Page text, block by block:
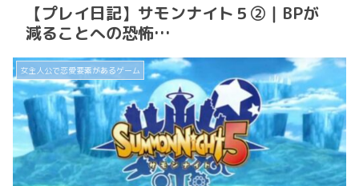
【プレイ日記】サモンナイト５②｜BPが
減ることへの恐怖…
女主人公で恋愛要素があるゲーム